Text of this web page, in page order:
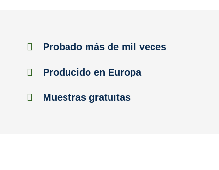
Probado más de mil veces
Producido en Europa
Muestras gratuitas